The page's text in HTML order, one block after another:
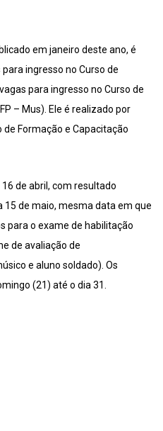
em janeiro deste ano, é
ingresso no Curso de
para ingresso no Curso de
– Mus). Ele é realizado por
Formação e Capacitação
de abril, com resultado
de maio, mesma data em que
para o exame de habilitação
de avaliação de
e aluno soldado). Os
(21) até o dia 31.